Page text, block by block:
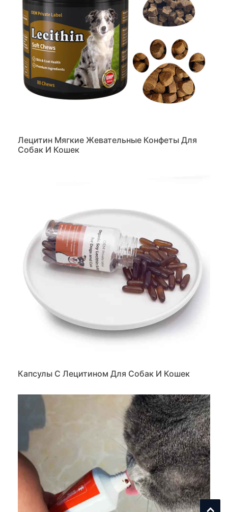
Лецитин Мягкие Жевательные Конфеты Для
Собак И Кошек
Капсулы С Лецитином Для Собак И Кошек